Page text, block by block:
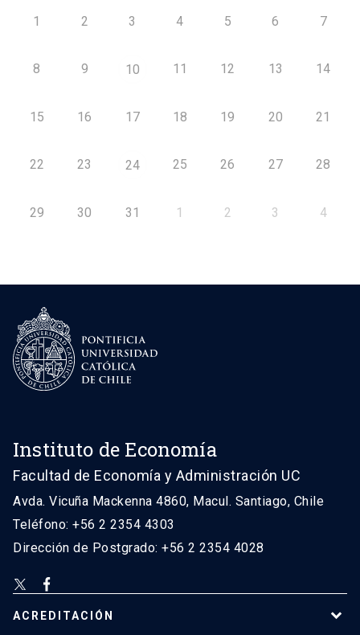
1 2 3 4 5 6 7
8 9 10 11 12 13 14
15 16 17 18 19 20 21
22 23 24 25 26 27 28
29 30 31 1 2 3 4
Instituto de Economía
Facultad de Economía y Administración UC
Avda. Vicuña Mackenna 4860, Macul. Santiago, Chile
Teléfono: +56 2 2354 4303
Dirección de Postgrado: +56 2 2354 4028
ACREDITACIÓN